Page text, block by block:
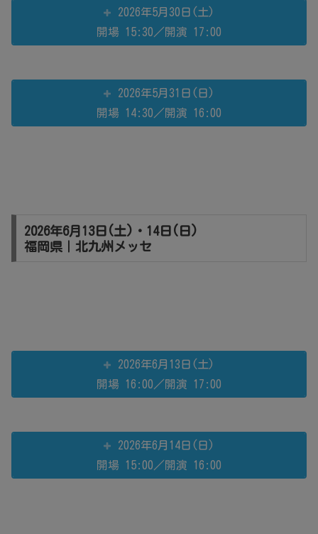
2026年5月30日(土)
開場 15:30／開演 17:00
2026年5月31日(日)
開場 14:30／開演 16:00
2026年6月13日(土)・14日(日)
福岡県｜北九州メッセ
2026年6月13日(土)
開場 16:00／開演 17:00
2026年6月14日(日)
開場 15:00／開演 16:00